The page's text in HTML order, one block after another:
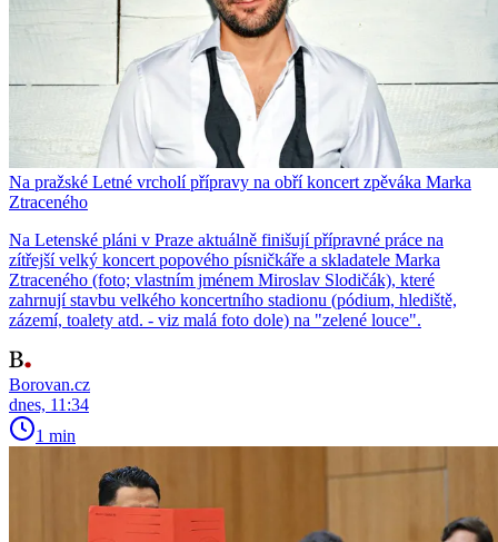
Na pražské Letné vrcholí přípravy na obří koncert zpěváka Marka
Ztraceného
Na Letenské pláni v Praze aktuálně finišují přípravné práce na
zítřejší velký koncert popového písničkáře a skladatele Marka
Ztraceného (foto; vlastním jménem Miroslav Slodičák), které
zahrnují stavbu velkého koncertního stadionu (pódium, hlediště,
zázemí, toalety atd. - viz malá foto dole) na "zelené louce".
Borovan.cz
dnes, 11:34
1 min